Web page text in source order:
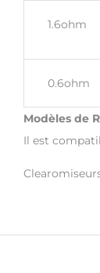
Modèles de
1.6ohm
0.6ohm
Il est